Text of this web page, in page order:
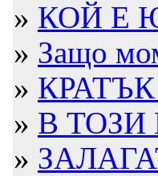
» КОЙ Е
» Защо
»
» В ТОЗИ
»